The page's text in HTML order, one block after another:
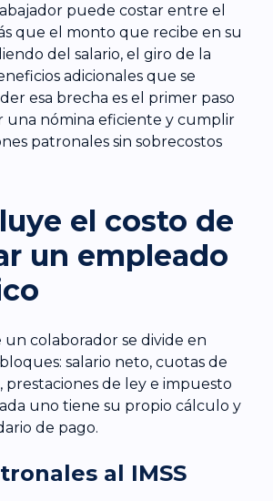
puede costar entre el
que el monto que recibe en su
del salario, el giro de la
adicionales que se
esa brecha es el primer paso
una nómina eficiente y cumplir
patronales sin sobrecostos
el costo de
un empleado
colaborador se divide en
salario neto, cuotas de
prestaciones de ley e impuesto
uno tiene su propio cálculo y
de pago.
al IMSS